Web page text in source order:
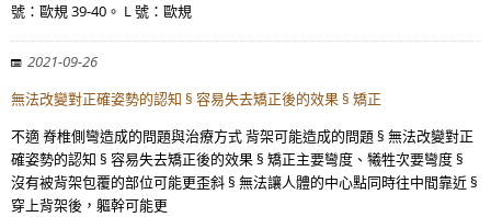
號：歐規 39-40。 L 號：歐規
2021-09-26
無法改變對正確姿勢的認知 § 容易失去矯正後的效果 § 矯正
不適 脊椎側彎造成的問題與治療方式 背架可能造成的問題 § 無法改變對正
確姿勢的認知 § 容易失去矯正後的效果 § 矯正主要彎度、犧牲次要彎度 §
沒有被背架包覆的部位可能更歪斜 § 無法讓人體的中心點同時往中間靠近 §
穿上背架後，軀幹可能更